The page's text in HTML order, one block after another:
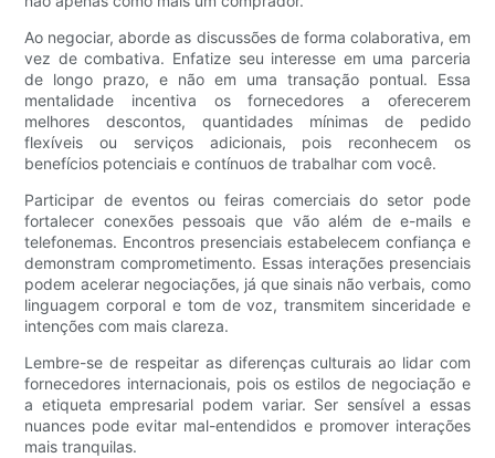
Ao negociar, aborde as discussões de forma colaborativa, em
vez de combativa. Enfatize seu interesse em uma parceria
de longo prazo, e não em uma transação pontual. Essa
mentalidade incentiva os fornecedores a oferecerem
melhores descontos, quantidades mínimas de pedido
flexíveis ou serviços adicionais, pois reconhecem os
benefícios potenciais e contínuos de trabalhar com você.
Participar de eventos ou feiras comerciais do setor pode
fortalecer conexões pessoais que vão além de e-mails e
telefonemas. Encontros presenciais estabelecem confiança e
demonstram comprometimento. Essas interações presenciais
podem acelerar negociações, já que sinais não verbais, como
linguagem corporal e tom de voz, transmitem sinceridade e
intenções com mais clareza.
Lembre-se de respeitar as diferenças culturais ao lidar com
fornecedores internacionais, pois os estilos de negociação e
a etiqueta empresarial podem variar. Ser sensível a essas
nuances pode evitar mal-entendidos e promover interações
mais tranquilas.